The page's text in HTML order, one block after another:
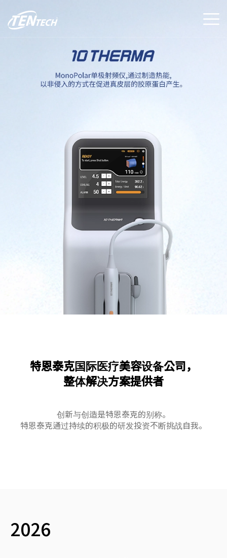
特恩泰克国际医疗美容设备公司，
整体解决方案提供者
创新与创造是特恩泰克的别称。
特恩泰克通过持续的积极的研发投资不断挑战自我。
2026